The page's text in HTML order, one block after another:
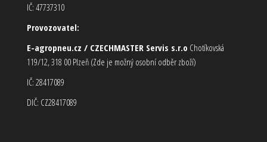
IČ: 47737310
Provozovatel:
E-agropneu.cz / CZECHMASTER Servis s.r.o Chotíkovská
119/12, 318 00 Plzeň (Zde je možný osobní odběr zboží)
IČ: 28417089
DIČ: CZ28417089